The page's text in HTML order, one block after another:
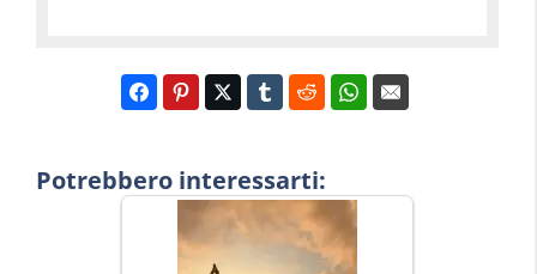
Potrebbero interessarti: